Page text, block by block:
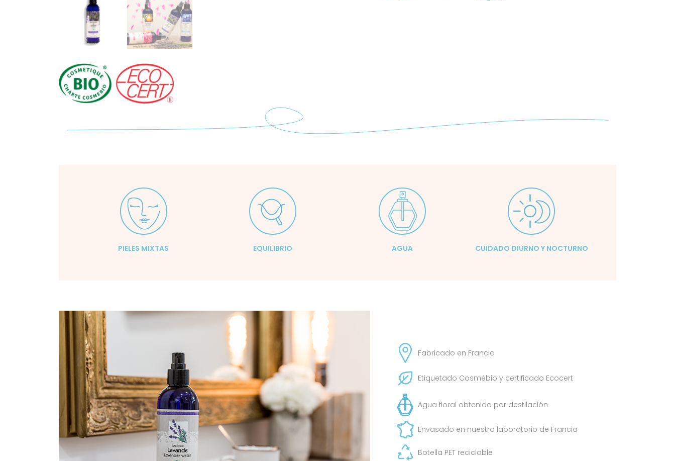
PIELES MIXTAS EQUILIBRIO AGUA CUIDADO DIURNO Y NOCTURNO
Fabricado en Francia
Etiquetado Cosmébio y certificado Ecocert
Agua floral obtenida por destilación
Envasado en nuestro laboratorio de Francia
Botella PET reciclable